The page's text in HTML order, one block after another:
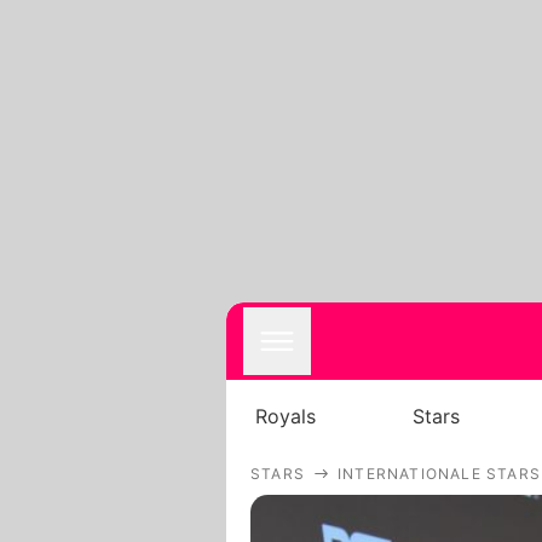
Royals Stars
STARS INTERNATIONALE STARS